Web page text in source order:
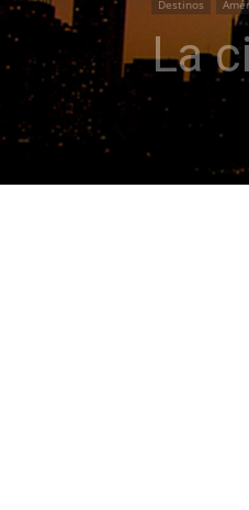
Destinos
La